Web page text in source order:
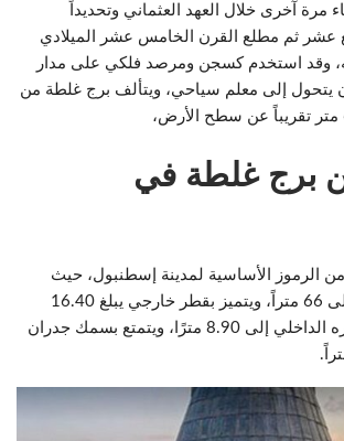
مرة آخرى خلال العهد العثماني وتحديداً
عشر ثم مطلع القرن الخامس عشر الميلادي
وقد استخدم كسجن ومرصد فلكي على مدار
يتحول إلى معلم سياحي، ويتألف برج غلطة من
برج غلطة في
من الرموز الأساسية لمدينة إسطنبول، حيث
يرتفع بارتفاع يصل إلى 66 متراً، ويتميز بقطر خارجي يبلغ 16.40
متراً، بينما يصل قطره الداخلي إلى 8.90 مترًا، ويتمتع بسمك جدران